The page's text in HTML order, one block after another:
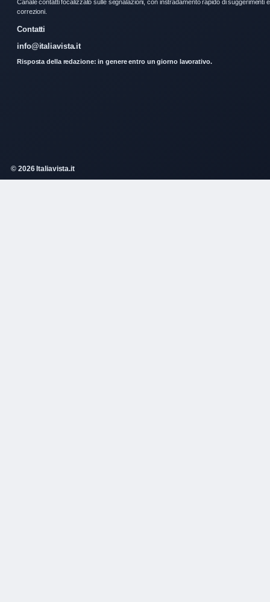
Canale contatti focalizzato sulle segnalazioni, con instradamento rapido di suggerimenti e
correzioni.
Contatti
info@italiavista.it
Risposta della redazione: in genere entro un giorno lavorativo.
© 2026 Italiavista.it